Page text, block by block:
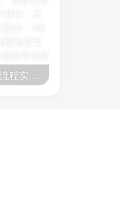
36800元《影视制作全流程实战就业班》共计874节课程。包含达芬奇调色、影视剪辑、短片剪辑、长片剪辑、Amc剪辑、电影摄影、AE特效、C4D三维设计、视频包装等内容